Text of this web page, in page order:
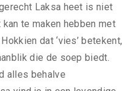
Laksa heet is niet
te maken hebben met
dat ‘vies’ betekent,
die de soep biedt.
alles behalve